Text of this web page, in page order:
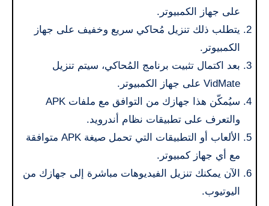
على جهاز الكمبيوتر.
يتطلب ذلك تنزيل مُحاكي سريع وخفيف على جهاز
الكمبيوتر.
بعد اكتمال تثبيت برنامج المُحاكي، سيتم تنزيل
VidMate على جهاز الكمبيوتر.
سيُمكّن هذا جهازك من التوافق مع ملفات APK
والتعرف على تطبيقات نظام أندرويد.
الألعاب أو التطبيقات التي تحمل صيغة APK متوافقة
مع أي جهاز كمبيوتر.
الآن يمكنك تنزيل الفيديوهات مباشرة إلى جهازك من
اليوتيوب.